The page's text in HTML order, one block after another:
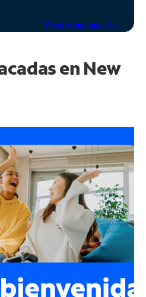
Programa una cita
en New